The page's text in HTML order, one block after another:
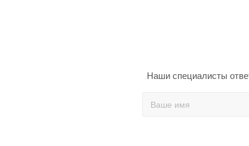
Наши специалисты